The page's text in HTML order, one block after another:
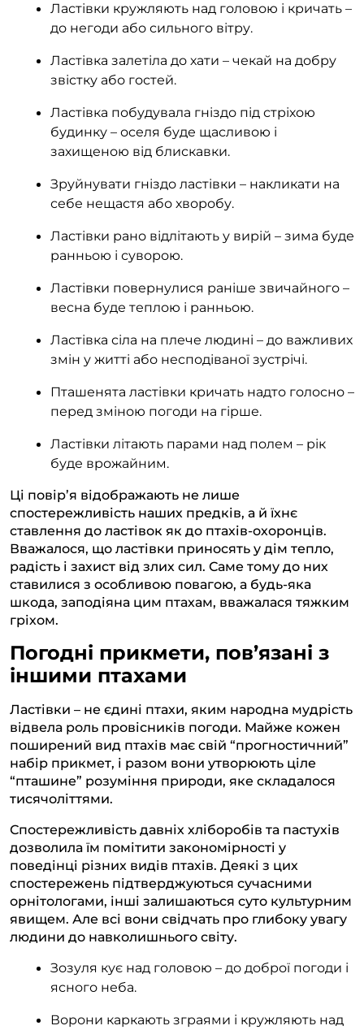
Ластівки кружляють над головою і кричать –
до негоди або сильного вітру.
Ластівка залетіла до хати – чекай на добру
звістку або гостей.
Ластівка побудувала гніздо під стріхою
будинку – оселя буде щасливою і
захищеною від блискавки.
Зруйнувати гніздо ластівки – накликати на
себе нещастя або хворобу.
Ластівки рано відлітають у вирій – зима буде
ранньою і суворою.
Ластівки повернулися раніше звичайного –
весна буде теплою і ранньою.
Ластівка сіла на плече людині – до важливих
змін у житті або несподіваної зустрічі.
Пташенята ластівки кричать надто голосно –
перед зміною погоди на гірше.
Ластівки літають парами над полем – рік
буде врожайним.
Ці повір’я відображають не лише
спостережливість наших предків, а й їхнє
ставлення до ластівок як до птахів-охоронців.
Вважалося, що ластівки приносять у дім тепло,
радість і захист від злих сил. Саме тому до них
ставилися з особливою повагою, а будь-яка
шкода, заподіяна цим птахам, вважалася тяжким
гріхом.
Погодні прикмети, пов’язані з
іншими птахами
Ластівки – не єдині птахи, яким народна мудрість
відвела роль провісників погоди. Майже кожен
поширений вид птахів має свій “прогностичний”
набір прикмет, і разом вони утворюють ціле
“пташине” розуміння природи, яке складалося
тисячоліттями.
Спостережливість давніх хліборобів та пастухів
дозволила їм помітити закономірності у
поведінці різних видів птахів. Деякі з цих
спостережень підтверджуються сучасними
орнітологами, інші залишаються суто культурним
явищем. Але всі вони свідчать про глибоку увагу
людини до навколишнього світу.
Зозуля кує над головою – до доброї погоди і
ясного неба.
Ворони каркають зграями і кружляють над